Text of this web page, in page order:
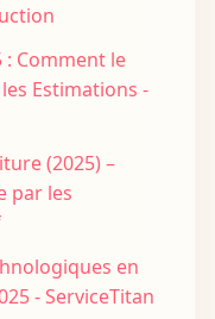
: Comment le
Estimations -
(2025) –
par les
en
- ServiceTitan